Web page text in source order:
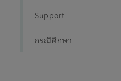
Support
กรณีศึกษา